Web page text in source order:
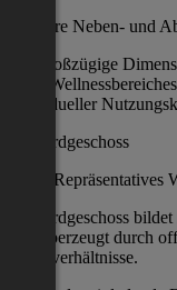
Mehrere Neben- und
Die großzügige
eines
individueller
Das Erdgeschoss
Repräsentatives
Das Erdgeschoss
und überzeugt durch
Raumverhältnisse.